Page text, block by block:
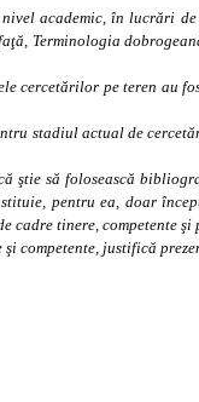
academic, în lucrări
Terminologia
cercetărilor pe teren au
stadiul actual de
ştie să folosească
pentru ea, doar
tinere, competente şi
competente, justifică